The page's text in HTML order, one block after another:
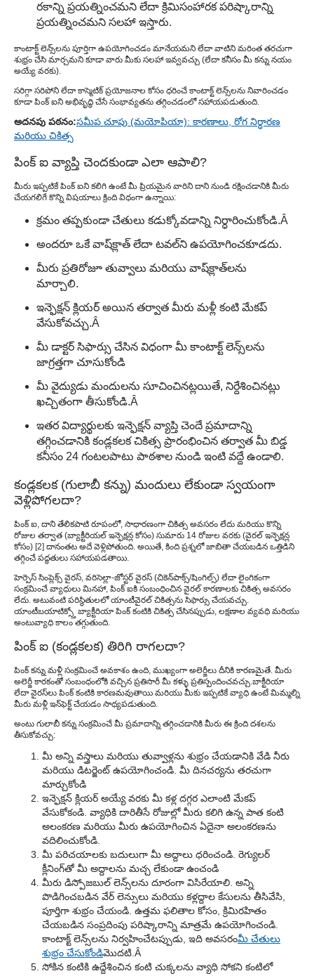
రకాన్ని ప్రయత్నించమని లేదా క్రిమిసంహారక పరిష్కారాన్ని
ప్రయత్నించమని సలహా ఇస్తారు.
కాంటాక్ట్ లెన్స్‌లను పూర్తిగా ఉపయోగించడం మానేయమని లేదా వాటిని మరింత తరచుగా
శుభ్రం చేసి మార్చమని కూడా వారు మీకు సలహా ఇవ్వవచ్చు (లేదా కనీసం మీ కన్ను నయం
అయ్యే వరకు).
సరిగ్గా సరిపోని లేదా కాస్మెటిక్ ప్రయోజనాల కోసం ధరించే కాంటాక్ట్ లెన్స్‌లను నివారించడం
కూడా పింక్ ఐని అభివృద్ధి చేసే సంభావ్యతను తగ్గించడంలో సహాయపడుతుంది.
అదనపు పఠనం:సమీప చూపు (మయోపియా): కారణాలు, రోగ నిర్ధారణ
మరియు చికిత్స
పింక్ ఐ వ్యాప్తి చెందకుండా ఎలా ఆపాలి?
మీరు ఇప్పటికే పింక్ ఐని కలిగి ఉంటే మీ ప్రియమైన వారిని దాని నుండి రక్షించడానికి మీరు
చేయగలిగే కొన్ని విషయాలు క్రింది విధంగా ఉన్నాయి:
క్రమం తప్పకుండా చేతులు కడుక్కోవడాన్ని నిర్ధారించుకోండి.Â
అందరూ ఒకే వాష్‌క్లాత్ లేదా టవల్‌ని ఉపయోగించకూడదు.
మీరు ప్రతిరోజూ తువ్వాలు మరియు వాష్‌క్లాత్‌లను
మార్చాలి.
ఇన్ఫెక్షన్ క్లియర్ అయిన తర్వాత మీరు మళ్లీ కంటి మేకప్
వేసుకోవచ్చు.Â
మీ డాక్టర్ సిఫార్సు చేసిన విధంగా మీ కాంటాక్ట్ లెన్స్‌లను
జాగ్రత్తగా చూసుకోండి
మీ వైద్యుడు మందులను సూచించినట్లయితే, నిర్దేశించినట్లు
ఖచ్చితంగా తీసుకోండి.Â
ఇతర విద్యార్థులకు ఇన్ఫెక్షన్ వ్యాప్తి చెందే ప్రమాదాన్ని
తగ్గించడానికి కండ్లకలక చికిత్స ప్రారంభించిన తర్వాత మీ బిడ్డ
కనీసం 24 గంటలపాటు పాఠశాల నుండి ఇంటి వద్దే ఉండాలి.
కండ్లకలక (గులాబీ కన్ను) మందులు లేకుండా స్వయంగా
వెళ్లిపోగలదా?
పింక్ ఐ, దాని తేలికపాటి రూపంలో, సాధారణంగా చికిత్స అవసరం లేదు మరియు కొన్ని
రోజుల తర్వాత (బ్యాక్టీరియల్ ఇన్ఫెక్షన్ల కోసం) సుమారు 14 రోజుల వరకు (వైరల్ ఇన్ఫెక్షన్ల
కోసం) [2] దానంతట అదే వెళ్లిపోతుంది. అయితే, కింది ప్రశ్నలో జాబితా చేయబడిన ఒత్తిడిని
తగ్గించే పద్ధతులు సహాయపడతాయి.
హెర్పెస్ సింప్లెక్స్ వైరస్, వరిసెల్లా-జోస్టర్ వైరస్ (చికెన్‌పాక్స్/షింగిల్స్) లేదా లైంగికంగా
సంక్రమించే వ్యాధులు మినహా, పింక్ ఐకి సంబంధించిన వైరల్ కారణాలకు చికిత్స అవసరం
లేదు. అటువంటి పరిస్థితులలో యాంటీవైరల్ చికిత్సను సిఫార్సు చేయవచ్చు.
యాంటీబయాటిక్స్తో బ్యాక్టీరియా పింక్ కంటికి చికిత్స చేసినప్పుడు, లక్షణాల వ్యవధి మరియు
అంటువ్యాధి కాలం తగ్గుతుంది.
పింక్ ఐ (కండ్లకలక) తిరిగి రాగలదా?
పింక్ కన్ను మళ్లీ సంక్రమించే అవకాశం ఉంది, ముఖ్యంగా అలెర్జీలు దీనికి కారణమైతే. మీరు
అలెర్జీ కారకంతో సంబంధంలోకి వచ్చిన ప్రతిసారీ మీ కళ్ళు ప్రతిస్పందించవచ్చు.బాక్టీరియా
లేదా వైరస్‌లు పింక్ కంటికి కారణమవుతాయి మరియు మీకు ఇప్పటికే వ్యాధి ఉంటే మిమ్మల్ని
మీరు మళ్లీ ఇన్‌ఫెక్ట్ చేయడం సాధ్యపడుతుంది.
అంటు గులాబీ కన్ను సంక్రమించే మీ ప్రమాదాన్ని తగ్గించడానికి మీరు ఈ క్రింది దశలను
తీసుకోవచ్చు:
మీ అన్ని వస్త్రాలు మరియు తువ్వాళ్లను శుభ్రం చేయడానికి వేడి నీరు
మరియు డిటర్జెంట్ ఉపయోగించండి. మీ దినచర్యను తరచుగా
మార్చుకోండి
ఇన్ఫెక్షన్ క్లియర్ అయ్యే వరకు మీ కళ్ల దగ్గర ఎలాంటి మేకప్
వేసుకోకండి. వ్యాధికి దారితీసే రోజుల్లో మీరు కలిగి ఉన్న పాత కంటి
అలంకరణ మరియు మీరు ఉపయోగించిన ఏదైనా అలంకరణను
వదిలించుకోండి.
మీ పరిచయాలకు బదులుగా మీ అద్దాలు ధరించండి. రెగ్యులర్
క్లీనింగ్‌తో మీ అద్దాలను మచ్చ లేకుండా ఉంచండి
మీరు డిస్పోజబుల్ లెన్స్‌లను దూరంగా విసిరేయాలి. అన్ని
పొడిగించబడిన వేర్ లెన్సులు మరియు కళ్లద్దాల కేసులను తీసివేసి,
పూర్తిగా శుభ్రం చేయండి. ఉత్తమ ఫలితాల కోసం, క్రిమిరహితం
చేయబడిన సంప్రదింపు పరిష్కారాన్ని మాత్రమే ఉపయోగించండి.
కాంటాక్ట్ లెన్స్‌లను నిర్వహించేటప్పుడు, ఇది అవసరంమీ చేతులు
శుభ్రం చేసుకోండిమొదటి.Â
సోకిన కంటికి ఉద్దేశించిన కంటి చుక్కలను వ్యాధి సోకని కంటిలో